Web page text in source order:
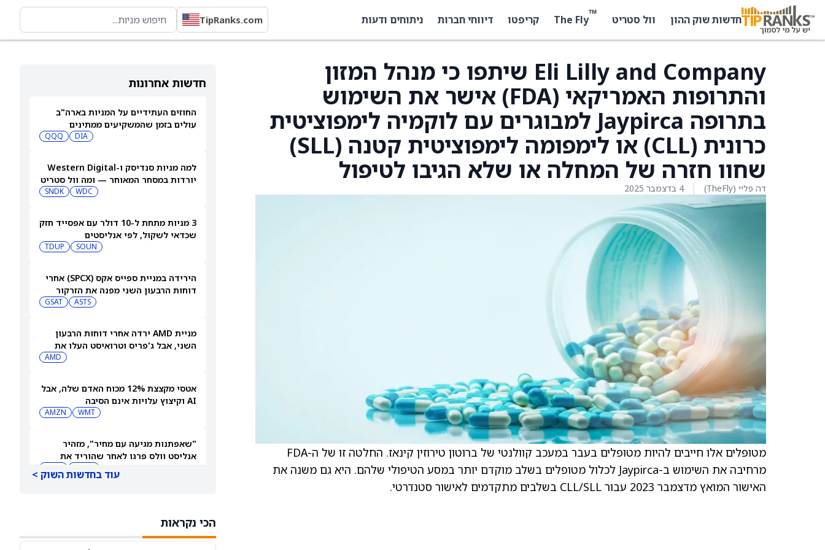
חדשות שוק ההון וול סטריט ™
The Fly קריפטו דיווחי חברות ניתוחים ודעות TipRanks.com
חדשות אחרונות
החוזים העתידיים על המניות בארה"ב
עולים בזמן שהמשקיעים ממתינים
DIA
QQQ
למה מניות סנדיסק ו-Western Digital
יורדות במסחר המאוחר — ומה וול סטריט
WDC
SNDK
3 מניות מתחת ל-10 דולר עם אפסייד חזק
שכדאי לשקול, לפי אנליסטים
SOUN
TDUP
הירידה במניית ספייס אקס (SPCX) אחרי
דוחות הרבעון השני מפנה את הזרקור
לקרנות סל חלל עם חשיפה גבוהה
ASTS
GSAT
מניית AMD ירדה אחרי דוחות הרבעון
השני, אבל ג'פריס וטרואיסט העלו את
AMD
אטסי מקצצת 12% מכוח האדם שלה, אבל
AI וקיצוץ עלויות אינם הסיבה
WMT
AMZN
"שאפתנות מגיעה עם מחיר", מזהיר
אנליסט וולס פרגו לאחר שהוריד את
מחיר היעד למניית אנבידיה (אנבידיה)
תוצאות כספיות חזקות
עוד בחדשות השוק >
הכי נקראות
Eli Lilly and Company שיתפו כי מנהל המזון
והתרופות האמריקאי (FDA) אישר את השימוש
בתרופה Jaypirca למבוגרים עם לוקמיה לימפוציטית
כרונית (CLL) או לימפומה לימפוציטית קטנה (SLL)
שחוו חזרה של המחלה או שלא הגיבו לטיפול
דה פליי (TheFly) 4 בדצמבר 2025
מטופלים אלו חייבים להיות מטופלים בעבר במעכב קוולנטי של ברוטון טירוזין קינאז. החלטה זו של ה-FDA
מרחיבה את השימוש ב-Jaypirca לכלול מטופלים בשלב מוקדם יותר במסע הטיפולי שלהם. היא גם משנה את
האישור המואץ מדצמבר 2023 עבור CLL/SLL בשלבים מתקדמים לאישור סטנדרטי.